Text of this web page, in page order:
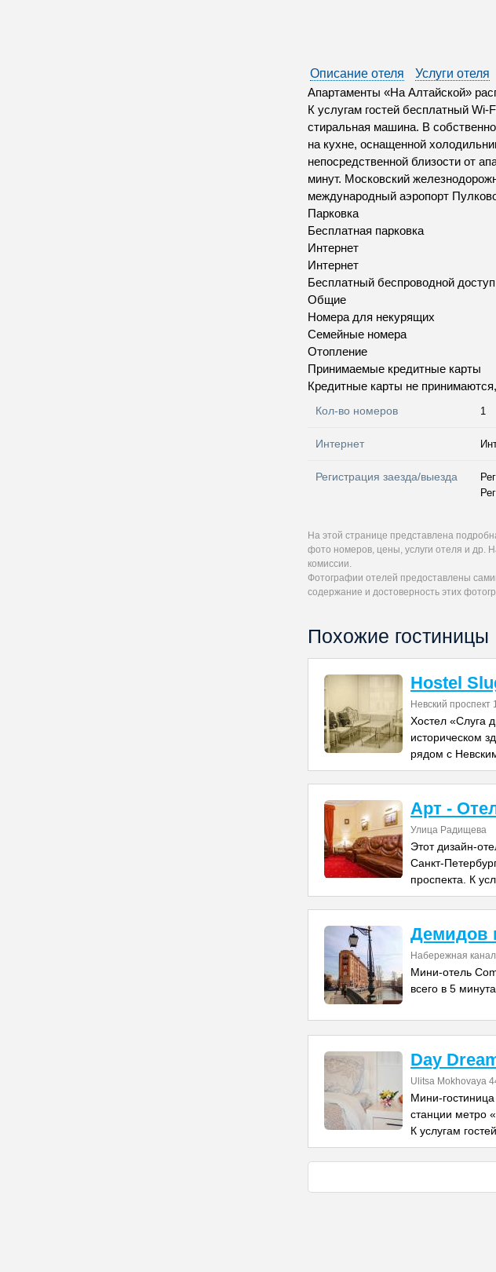
Описание отеля Услуги отеля
Апартаменты «На Алтайской»
К услугам гостей бесплатный
стиральная машина. В
на кухне, оснащенной
непосредственной близости от
минут. Московский
международный аэропорт
Парковка
Бесплатная парковка
Интернет
Интернет
Бесплатный беспроводной
Общие
Номера для некурящих
Семейные номера
Отопление
Принимаемые кредитные карты
Кредитные карты не
Кол-во номеров 1
Интернет
Регистрация заезда/выезда
На этой странице представлена
фото номеров, цены, услуги отеля и др.
комиссии.
Фотографии отелей предоставлены
содержание и достоверность этих
Похожие гостиницы
Hostel
Невский проспект
Хостел «Слуга
историческом
рядом с
Арт -
Улица Радищева
Этот дизайн-
Санкт-
проспекта. К
Демидов
Набережная
Мини-отель
всего в 5
Day
Ulitsa Mokhovaya
Мини-
станции метро
К услугам гостей